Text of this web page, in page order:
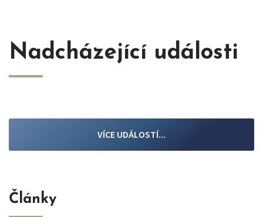
Nadcházející události
VÍCE UDÁLOSTÍ...
Články